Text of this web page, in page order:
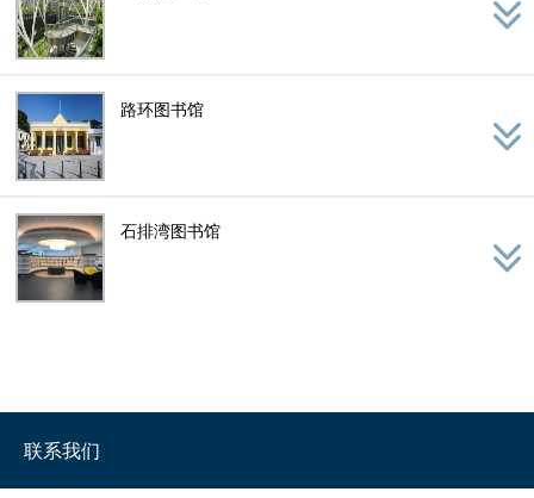
路环图书馆
石排湾图书馆
联系我们